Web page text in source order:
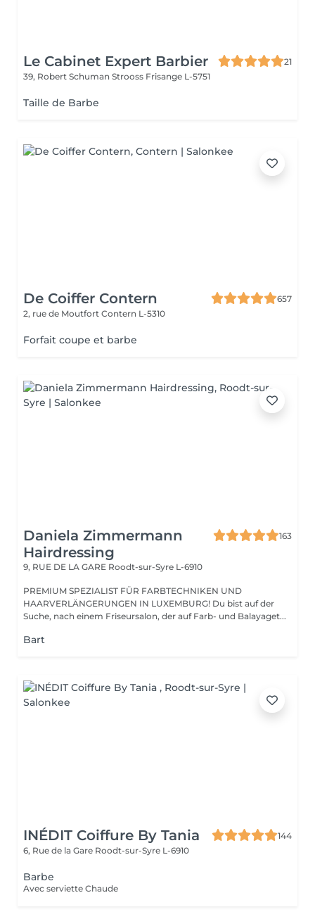
Le Cabinet Expert Barbier
21
39, Robert Schuman Strooss Frisange L-5751
Taille de Barbe
De Coiffer Contern
657
2, rue de Moutfort Contern L-5310
Forfait coupe et barbe
Daniela Zimmermann
Hairdressing
163
9, RUE DE LA GARE Roodt-sur-Syre L-6910
PREMIUM SPEZIALIST FÜR FARBTECHNIKEN UND
HAARVERLÄNGERUNGEN IN LUXEMBURG! Du bist auf der
Suche, nach einem Friseursalon, der auf Farb- und Balayaget...
Bart
INÉDIT Coiffure By Tania
144
6, Rue de la Gare Roodt-sur-Syre L-6910
Barbe
Avec serviette Chaude